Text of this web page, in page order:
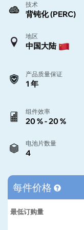
技术
背钝化 (PERC)
地区
中国大陆
产品质量保证
1 年
组件效率
20 % - 20 %
电池片数量
4
每件价格
最低订购量